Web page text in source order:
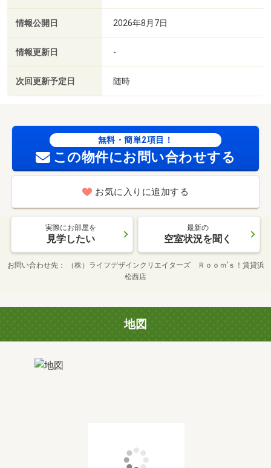
情報公開日 2026年8月7日
情報更新日 -
次回更新予定日 随時
無料・簡単2項目！
この物件にお問い合わせする
お気に入りに追加する
実際にお部屋を
見学したい
最新の
空室状況を聞く
お問い合わせ先
（株）ライフデザインクリエイターズ Ｒｏｏｍ’ｓ！賃貸浜
松西店
地図